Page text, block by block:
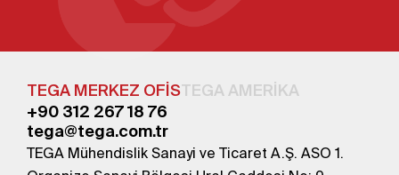
TEGA MERKEZ OFİSTEGA AMERİKA
+90 312 267 18 76
tega@tega.com.tr
TEGA Mühendislik Sanayi ve Ticaret A.Ş. ASO 1.